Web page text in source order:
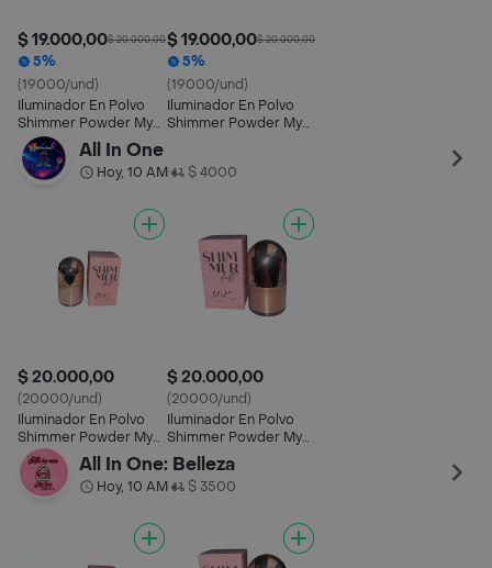
$ 19.000,00$ 20.000,00
5%
(19000/und)
Iluminador En Polvo
Shimmer Powder Myk
Cosmetics Tono 01
$ 19.000,00$ 20.000,00
5%
(19000/und)
Iluminador En Polvo
Shimmer Powder Myk
All In One
Hoy, 10 AM• $ 4000
$ 20.000,00
(20000/und)
Iluminador En Polvo
Shimmer Powder Myk
Cosmetics Tono 02
$ 20.000,00
(20000/und)
Iluminador En Polvo
Shimmer Powder Myk
Cosmetics Tono 01
All In One: Belleza
Hoy, 10 AM• $ 3500